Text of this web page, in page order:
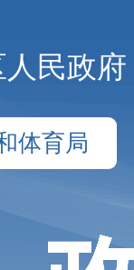
人民政府
体育局